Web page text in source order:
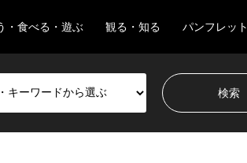
・食べる・遊ぶ 観る・知る パンフレット